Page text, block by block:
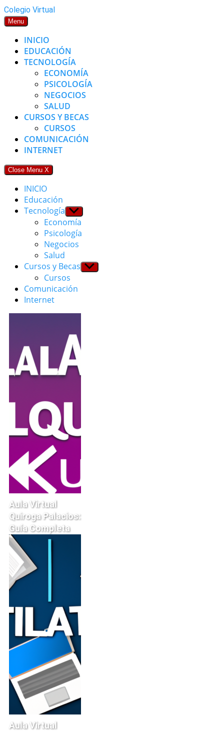
Skip
to
Colegio Virtual
Menu
INICIO
EDUCACIÓN
TECNOLOGÍA
ECONOMÍA
PSICOLOGÍA
NEGOCIOS
SALUD
CURSOS Y BECAS
CURSOS
COMUNICACIÓN
INTERNET
Close Menu X
INICIO
Educación
Tecnología Show
sub
menu
Economía
Psicología
Negocios
Salud
Cursos y Becas Show
sub
Cursos
Comunicación
Internet
Aula Virtual
Quiroga Palacios:
Guía Completa
Aula Virtual